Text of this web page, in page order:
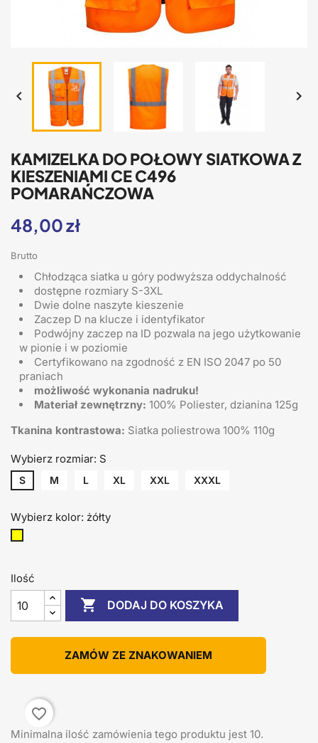
 
KAMIZELKA DO POŁOWY SIATKOWA Z
KIESZENIAMI CE C496
POMARAŃCZOWA
48,00 zł
Brutto
Chłodząca siatka u góry podwyższa oddychalność
dostępne rozmiary S-3XL
Dwie dolne naszyte kieszenie
Zaczep D na klucze i identyfikator
Podwójny zaczep na ID pozwala na jego użytkowanie
w pionie i w poziomie
Certyfikowano na zgodność z EN ISO 2047 po 50
praniach
możliwość wykonania nadruku!
Materiał zewnętrzny: 100% Poliester, dzianina 125g
Tkanina kontrastowa: Siatka poliestrowa 100% 110g
Wybierz rozmiar: S
S M L XL XXL XXXL
Wybierz kolor: żółty
Ilość
 DODAJ DO KOSZYKA
ZAMÓW ZE ZNAKOWANIEM
favorite_border
Minimalna ilość zamówienia tego produktu jest 10.